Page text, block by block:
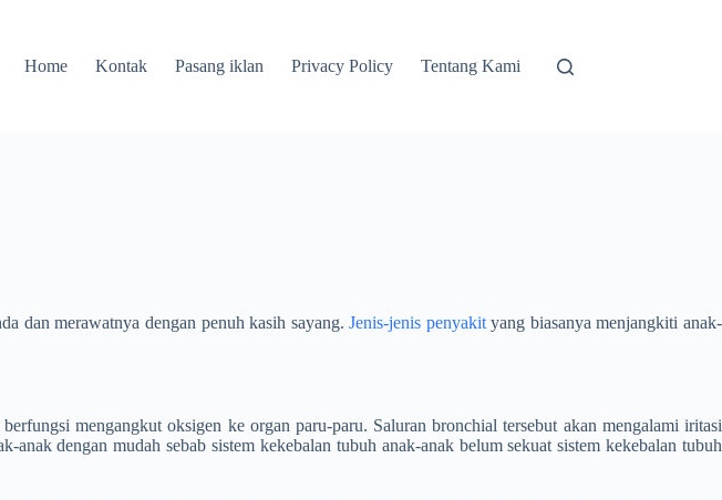
Home Kontak Pasang iklan Privacy Policy Tentang Kami
dan merawatnya dengan penuh kasih sayang.Jenis-jenis penyakityang biasanya menjangkiti anak-
mengangkut oksigen ke organ paru-paru. Saluran bronchial tersebut akan mengalami iritasi
dengan mudah sebab sistem kekebalan tubuh anak-anak belum sekuat sistem kekebalan tubuh